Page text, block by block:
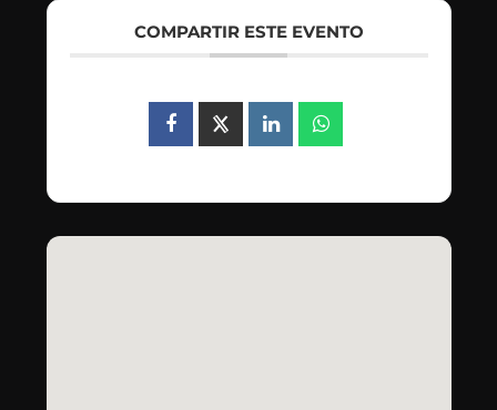
COMPARTIR ESTE EVENTO